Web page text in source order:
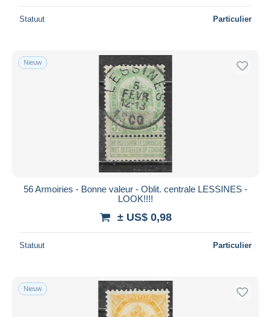
Statuut Particulier
Nieuw
56 Armoiries - Bonne valeur - Oblit. centrale LESSINES -
LOOK!!!!
± US$ 0,98
Statuut Particulier
Nieuw